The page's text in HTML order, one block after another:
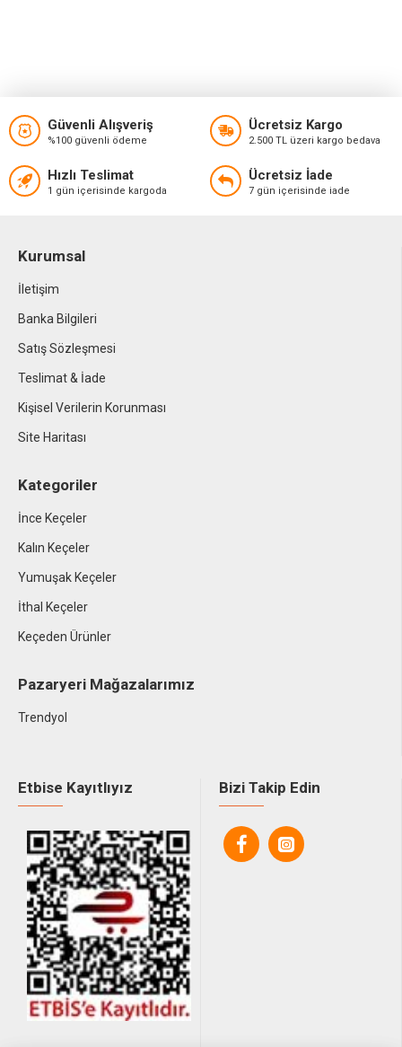
Güvenli Alışveriş
%100 güvenli ödeme
Ücretsiz Kargo
2.500 TL üzeri kargo bedava
Hızlı Teslimat
1 gün içerisinde kargoda
Ücretsiz İade
7 gün içerisinde iade
Kurumsal
İletişim
Banka Bilgileri
Satış Sözleşmesi
Teslimat & İade
Kişisel Verilerin Korunması
Site Haritası
Kategoriler
İnce Keçeler
Kalın Keçeler
Yumuşak Keçeler
İthal Keçeler
Keçeden Ürünler
Pazaryeri Mağazalarımız
Trendyol
Etbise Kayıtlıyız Bizi Takip Edin